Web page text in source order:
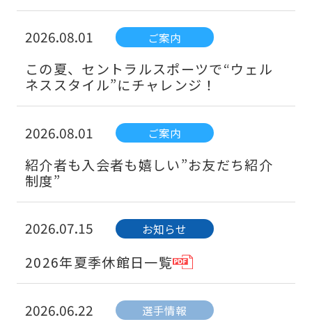
2026.08.01 ご案内
この夏、セントラルスポーツで“ウェル
ネススタイル”にチャレンジ！
2026.08.01 ご案内
紹介者も入会者も嬉しい”お友だち紹介
制度”
2026.07.15 お知らせ
2026年夏季休館日一覧
2026.06.22 選手情報